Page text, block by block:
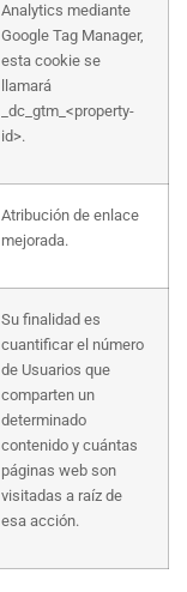
Analytics mediante
Google Tag Manager,
esta cookie se
llamará
_dc_gtm_<property-
id>.
Atribución de enlace
mejorada.
Su finalidad es
cuantificar el número
de Usuarios que
comparten un
determinado
contenido y cuántas
páginas web son
visitadas a raíz de
esa acción.